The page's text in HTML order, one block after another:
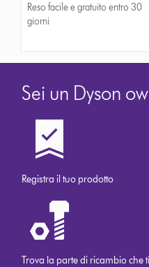
Reso facile e gratuito entro 30
giorni
Sei un Dyson
Registra il tuo prodotto
Trova la parte di ricambio che ti